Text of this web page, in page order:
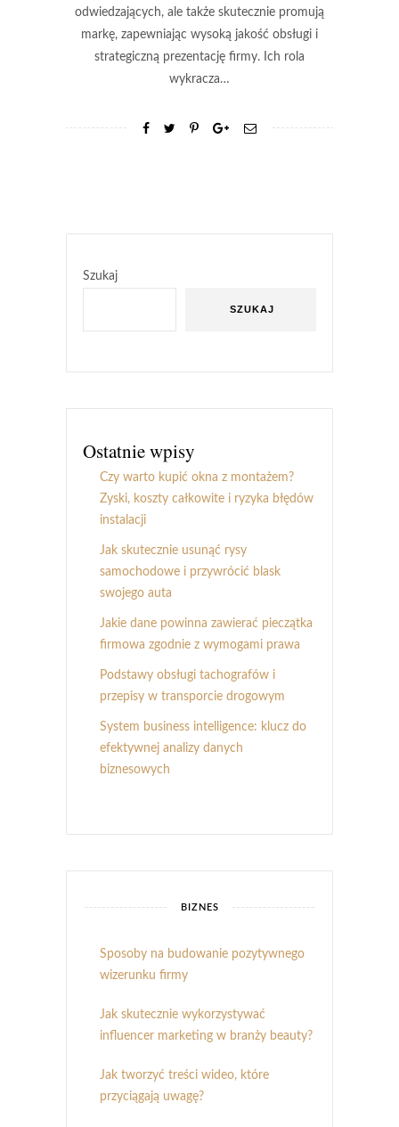
odwiedzających, ale także skutecznie promują
markę, zapewniając wysoką jakość obsługi i
strategiczną prezentację firmy. Ich rola
wykracza…
Szukaj
SZUKAJ
Ostatnie wpisy
Czy warto kupić okna z montażem?
Zyski, koszty całkowite i ryzyka błędów
instalacji
Jak skutecznie usunąć rysy
samochodowe i przywrócić blask
swojego auta
Jakie dane powinna zawierać pieczątka
firmowa zgodnie z wymogami prawa
Podstawy obsługi tachografów i
przepisy w transporcie drogowym
System business intelligence: klucz do
efektywnej analizy danych
biznesowych
BIZNES
Sposoby na budowanie pozytywnego
wizerunku firmy
Jak skutecznie wykorzystywać
influencer marketing w branży beauty?
Jak tworzyć treści wideo, które
przyciągają uwagę?